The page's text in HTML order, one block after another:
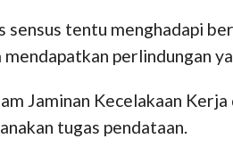
sensus tentu menghadapi
perlindungan
Jaminan Kecelakaan
tugas pendataan.